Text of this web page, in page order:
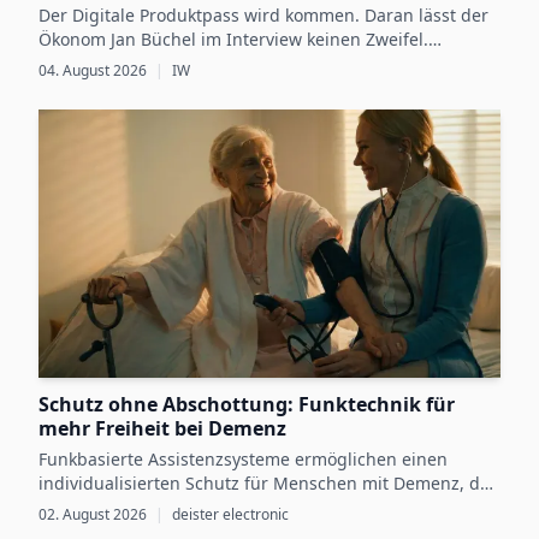
Festkörperbatterietechnologie diese
Herausforderung bewältigen kann. Der Vortrag
beleuchtet die Rolle ultradünner, flexibler
Batterien inBLE-Tags, Sensorknoten, Wearables,
medizinischen Geräten und anderen kompakten
IoT-Anwendungen.
BLE-basierte Geräte benötigen eine zuverlässige
Stromversorgung für Kommunikationsvorgänge
und müssen gleichzeitig eine lange
Betriebsdauer aufweisen. Festkörperbatterien
können eine hohe Energiedichte mit einer hohen
Leistungsdichte kombinieren, wodurch sie sich
für Anwendungen eignen, die sowohl einen
dauerhaften Betrieb mit geringem
Stromverbrauch als auch kurze,
übertragungsbezogene Stromimpulse erfordern.
Der Digitale Produktpass wird kommen. Daran lässt der
Ökonom Jan Büchel im Interview keinen Zweifel.
Dennoch besteht zwischen den regulatorischen
Vorgaben, die ab 2027 schrittweise für einzelne
Produktgruppen verbindlich werden, und der
betrieblichen Vorbereitung darauf weiterhin eine Lücke.
04. August 2026 | IW
Schutz ohne Abschottung: Funktechnik für
mehr Freiheit bei Demenz
Funkbasierte Assistenzsysteme ermöglichen einen
individualisierten Schutz für Menschen mit Demenz, der
Sicherheit mit größtmöglicher Selbstbestimmung
verbindet.
02. August 2026 | deister electronic